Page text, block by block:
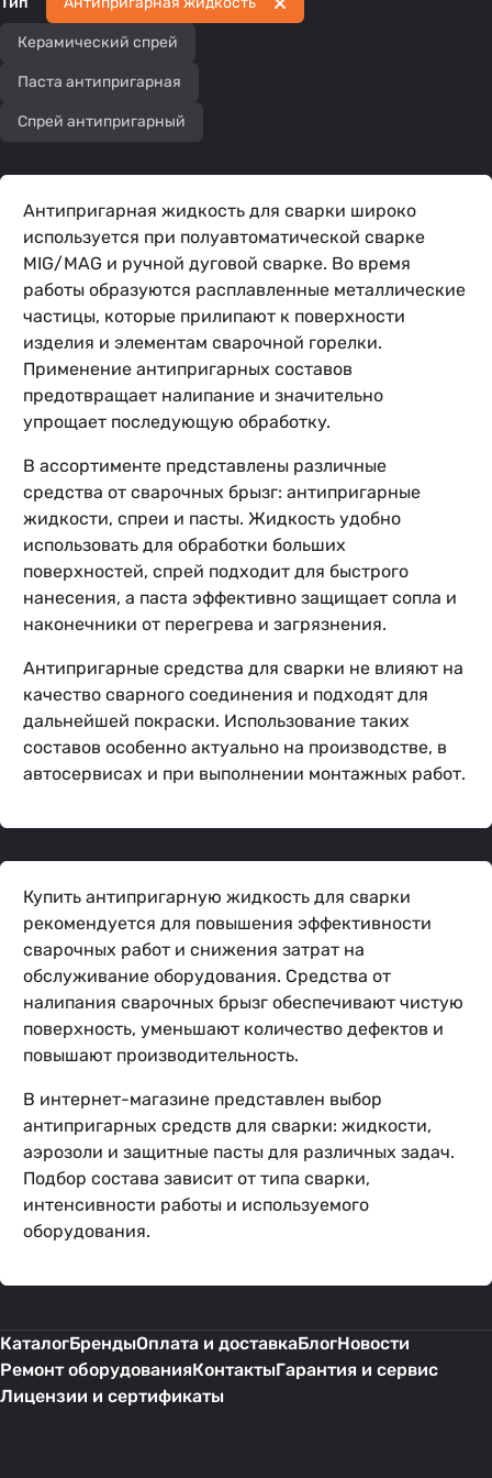
Керамический спрей
Паста антипригарная
Спрей антипригарный
Антипригарная жидкость для сварки широко
используется при полуавтоматической сварке
MIG/MAG и ручной дуговой сварке. Во время
работы образуются расплавленные металлические
частицы, которые прилипают к поверхности
изделия и элементам сварочной горелки.
Применение антипригарных составов
предотвращает налипание и значительно
упрощает последующую обработку.
В ассортименте представлены различные
средства от сварочных брызг: антипригарные
жидкости, спреи и пасты. Жидкость удобно
использовать для обработки больших
поверхностей, спрей подходит для быстрого
нанесения, а паста эффективно защищает сопла и
наконечники от перегрева и загрязнения.
Антипригарные средства для сварки не влияют на
качество сварного соединения и подходят для
дальнейшей покраски. Использование таких
составов особенно актуально на производстве, в
автосервисах и при выполнении монтажных работ.
Купить антипригарную жидкость для сварки
рекомендуется для повышения эффективности
сварочных работ и снижения затрат на
обслуживание оборудования. Средства от
налипания сварочных брызг обеспечивают чистую
поверхность, уменьшают количество дефектов и
повышают производительность.
В интернет-магазине представлен выбор
антипригарных средств для сварки: жидкости,
аэрозоли и защитные пасты для различных задач.
Подбор состава зависит от типа сварки,
интенсивности работы и используемого
оборудования.
КаталогБрендыОплата и доставкаБлогНовости
Ремонт оборудованияКонтактыГарантия и сервис
Лицензии и сертификаты